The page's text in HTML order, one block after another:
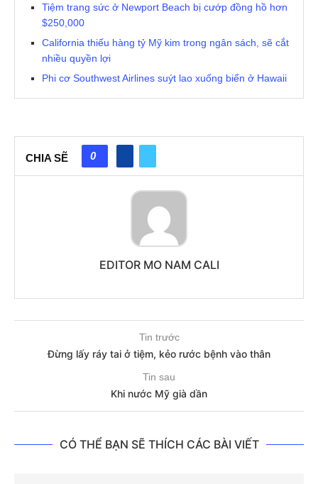
Tiệm trang sức ở Newport Beach bị cướp đồng hồ hơn
$250,000
California thiếu hàng tỷ Mỹ kim trong ngân sách, sẽ cắt
nhiều quyền lợi
Phi cơ Southwest Airlines suýt lao xuống biển ở Hawaii
CHIA SẼ 0
EDITOR MO NAM CALI
Tin trước
Đừng lấy ráy tai ở tiệm, kẻo rước bệnh vào thân
Tin sau
Khi nước Mỹ già dần
CÓ THỂ BẠN SẼ THÍCH CÁC BÀI VIẾT